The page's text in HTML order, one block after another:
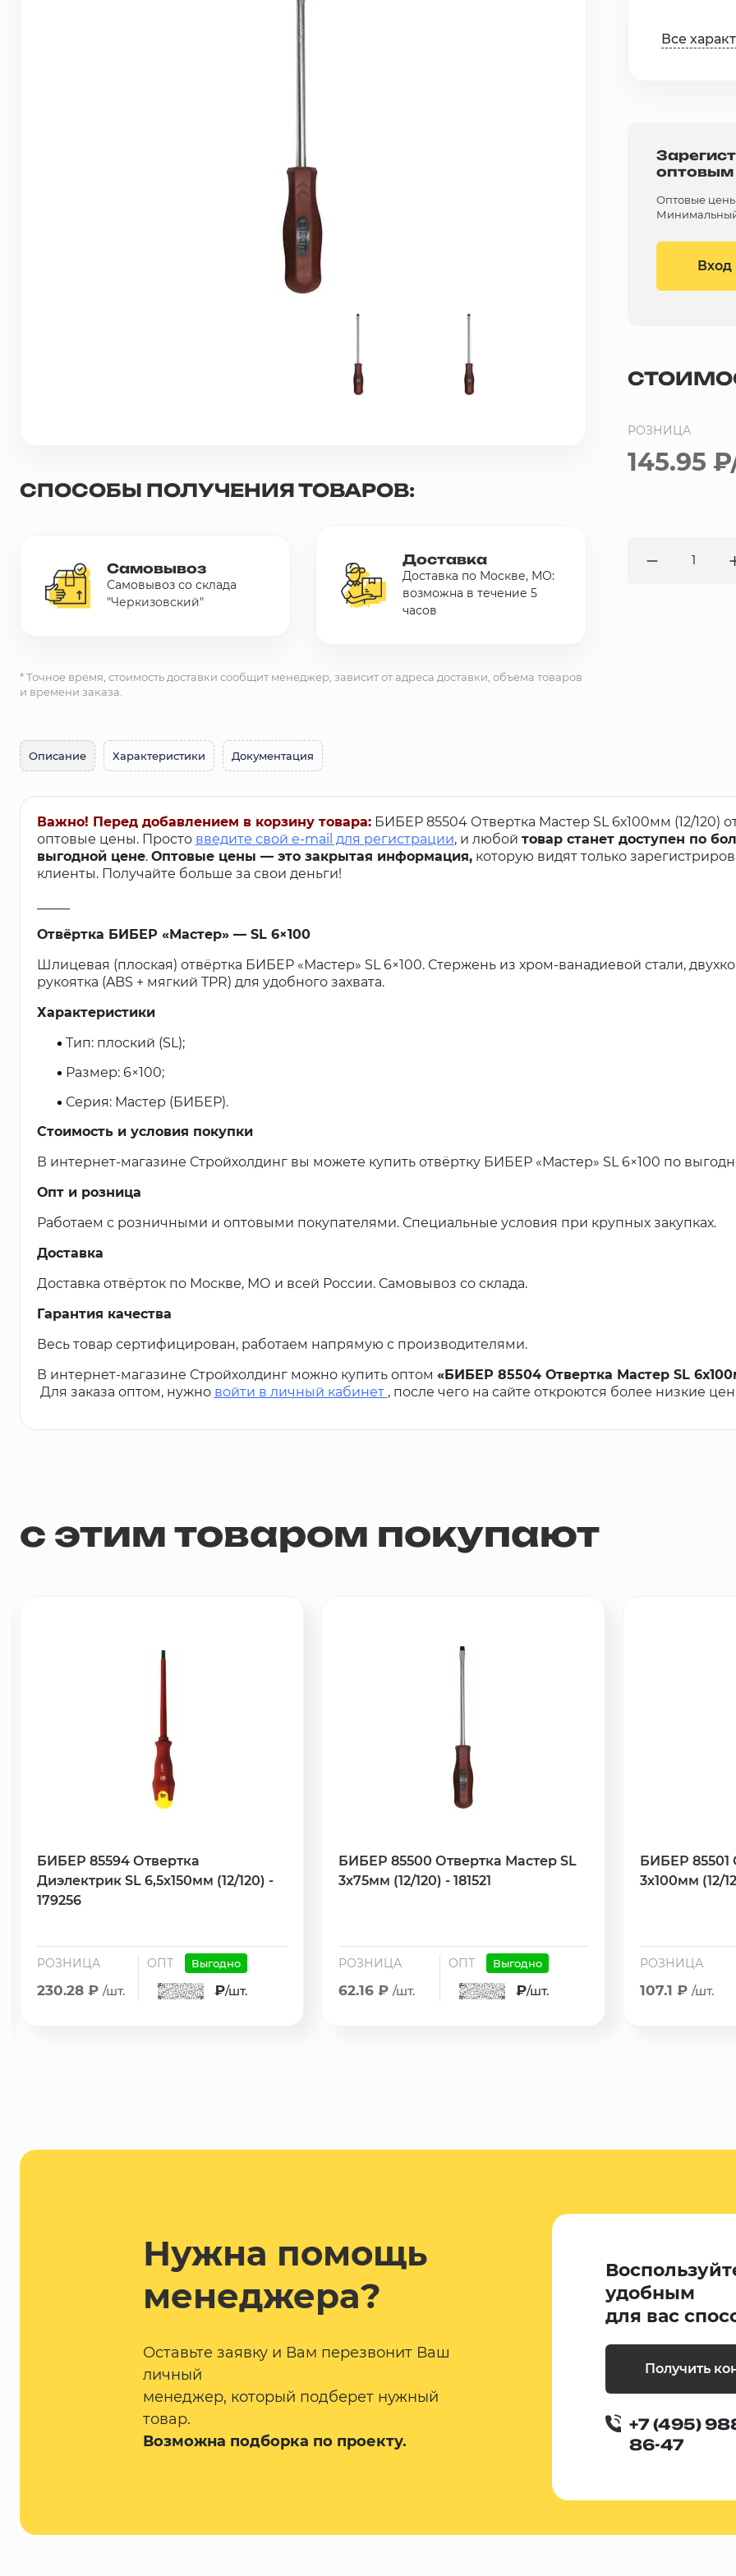
Удалено из прайс-листа
СПОСОБЫ ПОЛУЧЕНИЯ ТОВАРОВ:
Самовывоз
Самовывоз со склада
"Черкизовский"
Доставка
Доставка по Москве, МО:
возможна в течение 5
часов
* Точное время, стоимость доставки сообщит менеджер, зависит от адреса доставки, объема товаров
и времени заказа.
Все
Оптовые цены
Минимальный
Вход
РОЗНИЦА
145.95 ₽
Описание Характеристики Документация
Важно! Перед добавлением в корзину товара: БИБЕР 85504 Отвертка Мастер SL 6х100мм (12/120)
оптовые цены. Просто введите свой e-mail для регистрации, и любой товар станет доступен по
выгодной цене. Оптовые цены — это закрытая информация,которую видят только
клиенты. Получайте больше за свои деньги!
Отвёртка БИБЕР «Мастер» — SL 6×100
Шлицевая (плоская) отвёртка БИБЕР «Мастер» SL 6×100. Стержень из хром-ванадиевой стали,
рукоятка (ABS + мягкий TPR) для удобного захвата.
Характеристики
Тип: плоский (SL);
Размер: 6×100;
Серия: Мастер (БИБЕР).
Стоимость и условия покупки
В интернет-магазине Стройхолдинг вы можете купить отвёртку БИБЕР «Мастер» SL 6×100 по
Опт и розница
Работаем с розничными и оптовыми покупателями. Специальные условия при крупных закупках.
Доставка
Доставка отвёрток по Москве, МО и всей России. Самовывоз со склада.
Гарантия качества
Весь товар сертифицирован, работаем напрямую с производителями.
В интернет-магазине Стройхолдинг можно купить оптом «БИБЕР 85504 Отвертка Мастер SL
Для заказа оптом, нужно войти в личный кабинет , после чего на сайте откроются более низкие
с этим товаром покупают
БИБЕР 85594 Отвертка
Диэлектрик SL 6,5х150мм (12/120) -
179256
РОЗНИЦА
230.28 ₽ /шт.
ОПТ Выгодно
₽/шт.
БИБЕР 85500 Отвертка Мастер SL
3х75мм (12/120) - 181521
РОЗНИЦА
62.16 ₽ /шт.
ОПТ Выгодно
₽/шт.
БИБЕР 85501
3х100мм (12/
РОЗНИЦА
107.1 ₽ /шт.
Нужна помощь
менеджера?
Оставьте заявку и Вам перезвонит Ваш
личный
менеджер, который подберет нужный
товар.
Возможна подборка по проекту.
удобным
для вас
Получить
+7 (495)
86-47